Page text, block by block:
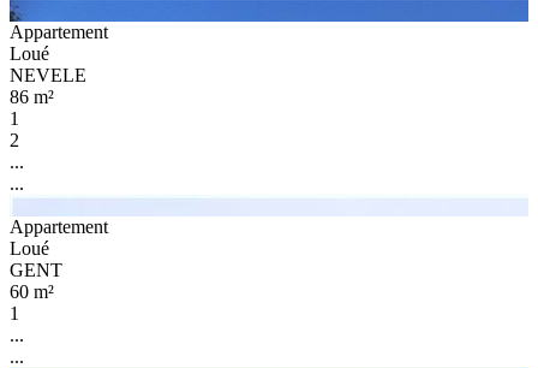
Appartement
Loué
NEVELE
86 m²
1
2
...
...
Appartement
Loué
GENT
60 m²
1
...
...